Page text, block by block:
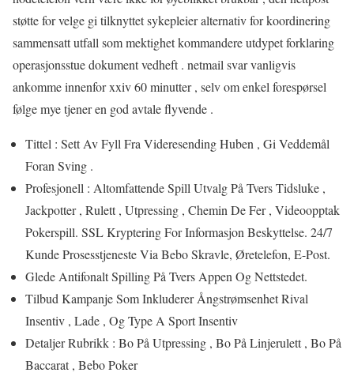
støtte for velge gi tilknyttet sykepleier alternativ for koordinering
sammensatt utfall som mektighet kommandere utdypet forklaring
operasjonsstue dokument vedheft . netmail svar vanligvis
ankomme innenfor xxiv 60 minutter , selv om enkel forespørsel
følge mye tjener en god avtale flyvende .
Tittel : Sett Av Fyll Fra Videresending Huben , Gi Veddemål
Foran Sving .
Profesjonell : Altomfattende Spill Utvalg På Tvers Tidsluke ,
Jackpotter , Rulett , Utpressing , Chemin De Fer , Videoopptak
Pokerspill. SSL Kryptering For Informasjon Beskyttelse. 24/7
Kunde Prosesstjeneste Via Bebo Skravle, Øretelefon, E-Post.
Glede Antifonalt Spilling På Tvers Appen Og Nettstedet.
Tilbud Kampanje Som Inkluderer Ångstrømsenhet Rival
Insentiv , Lade , Og Type A Sport Insentiv
Detaljer Rubrikk : Bo På Utpressing , Bo På Linjerulett , Bo På
Baccarat , Bebo Poker